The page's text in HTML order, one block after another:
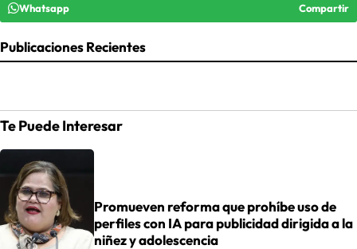
Whatsapp Compartir
Publicaciones Recientes
Te Puede Interesar
Promueven reforma que prohíbe uso de
perfiles con IA para publicidad dirigida a la
niñez y adolescencia